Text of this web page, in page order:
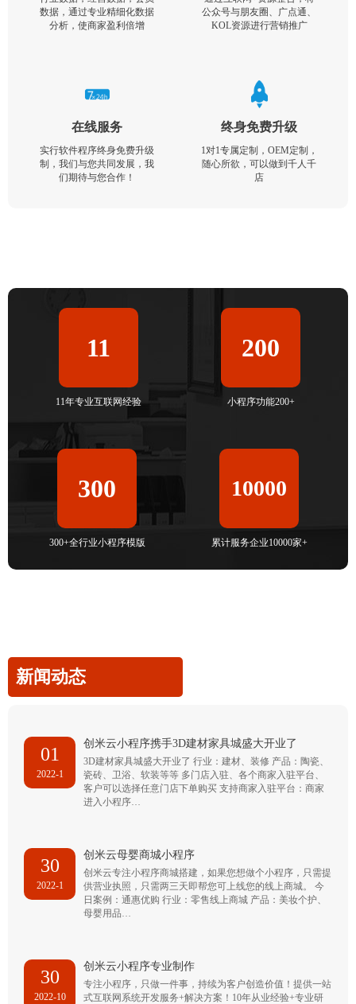
数据，通过专业精细化数据
分析，使商家盈利倍增
公众号与朋友圈、广点通、
KOL资源进行营销推广
在线服务
实行软件程序终身免费升级
制，我们与您共同发展，我
们期待与您合作！
终身免费升级
1对1专属定制，OEM定制，
随心所欲，可以做到千人千
店
11
11年专业互联网经验
200
小程序功能200+
300
300+全行业小程序模版
10000
累计服务企业10000家+
新闻动态
01
2022-1
创米云小程序携手3D建材家具城盛大开业了
3D建材家具城盛大开业了 行业：建材、装修 产品：陶瓷、
瓷砖、卫浴、软装等等 多门店入驻、各个商家入驻平台、
客户可以选择任意门店下单购买 支持商家入驻平台：商家
进入小程序…
30
2022-1
创米云母婴商城小程序
创米云专注小程序商城搭建，如果您想做个小程序，只需提
供营业执照，只需两三天即帮您可上线您的线上商城。 今
日案例：通惠优购 行业：零售线上商城 产品：美妆个护、
母婴用品…
30
2022-10
创米云小程序专业制作
专注小程序，只做一件事，持续为客户创造价值！提供一站
式互联网系统开发服务+解决方案！10年从业经验+专业研